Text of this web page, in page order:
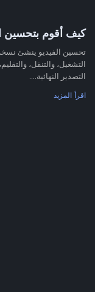
كيف أقوم بتحسين
تحسين الفيديو ينشئ
التشغيل، والتنقل،
التصدير النهائية....
اقرأ المزيد